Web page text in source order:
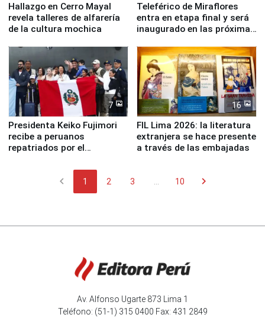
Hallazgo en Cerro Mayal
revela talleres de alfarería
de la cultura mochica
Teleférico de Miraflores
entra en etapa final y será
inaugurado en las próximas
7
Presidenta Keiko Fujimori
recibe a peruanos
repatriados por el
16
FIL Lima 2026: la literatura
extranjera se hace presente
a través de las embajadas
chevron_left 1 2 3 10 chevron_right
Av. Alfonso Ugarte 873 Lima 1
Teléfono: (51-1) 315 0400 Fax: 431 2849